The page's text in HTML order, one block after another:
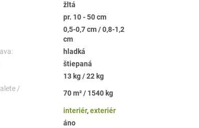
žltá
pr. 10 - 50 cm
0,5-0,7 cm / 0,8-1,2
cm
hladká
štiepaná
13 kg / 22 kg
/
70 m² / 1540 kg
interiér,exteriér
áno